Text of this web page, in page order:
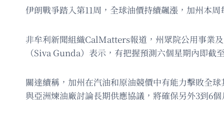
伊朗戰爭踏入第11周，全球油價持續飆漲，加州本
非牟利新聞組織CalMatters報道，州眾院公用事業
（Siva Gunda）表示，有把握預測六個星期內即
關達續稱，加州在汽油和原油競價中有能力擊敗全
與亞洲煉油廠討論長期供應協議，將確保另外3到6